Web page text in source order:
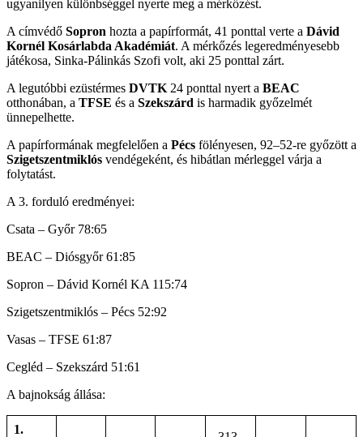
ugyanilyen különbséggel nyerte meg a mérkőzést.
A címvédő Sopron hozta a papírformát, 41 ponttal verte a Dávid
Kornél Kosárlabda Akadémiát. A mérkőzés legeredményesebb
játékosa, Sinka-Pálinkás Szofi volt, aki 25 ponttal zárt.
A legutóbbi ezüstérmes DVTK24 ponttal nyert a BEAC
otthonában, a TFSE és a Szekszárd is harmadik győzelmét
ünnepelhette.
A papírformának megfelelően a Pécs fölényesen, 92–52-re győzött a
Szigetszentmiklós vendégeként, és hibátlan mérleggel várja a
folytatást.
A 3. forduló eredményei:
Csata – Győr 78:65
BEAC – Diósgyőr 61:85
Sopron – Dávid Kornél KA 115:74
Szigetszentmiklós – Pécs 52:92
Vasas – TFSE 61:87
Cegléd – Szekszárd 51:61
A bajnokság állása:
1.